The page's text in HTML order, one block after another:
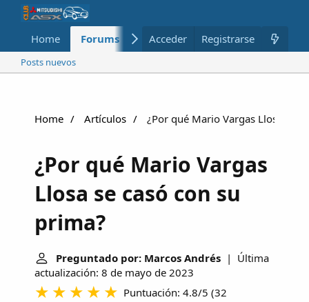
Home Forums Nuevo Miembros
Acceder Registrarse
Posts nuevos
Home Artículos ¿Por qué Mario Vargas Llosa se
¿Por qué Mario Vargas
Llosa se casó con su
prima?
Preguntado por: Marcos Andrés | Última
actualización: 8 de mayo de 2023
Puntuación: 4.8/5 (32